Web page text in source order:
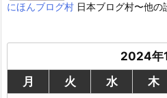
にほんブログ村 日本ブログ村〜他の
2024年
月
火 水 木